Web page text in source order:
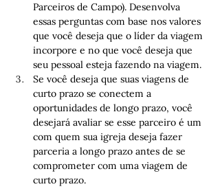
Parceiros de Campo). Desenvolva
essas perguntas com base nos valores
que você deseja que o líder da viagem
incorpore e no que você deseja que
seu pessoal esteja fazendo na viagem.
Se você deseja que suas viagens de
curto prazo se conectem a
oportunidades de longo prazo, você
desejará avaliar se esse parceiro é um
com quem sua igreja deseja fazer
parceria a longo prazo antes de se
comprometer com uma viagem de
curto prazo.